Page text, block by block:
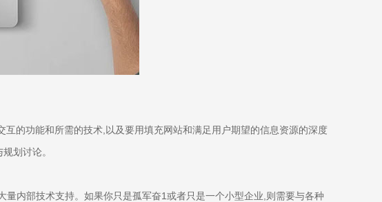
的功能和所需的技术,以及要用填充网站和满足用户期望的信息资源的深度
划讨论。
内部技术支持。如果你只是孤军奋1或者只是一个小型企业,则需要与各种